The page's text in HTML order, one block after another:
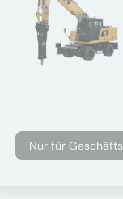
Nur für